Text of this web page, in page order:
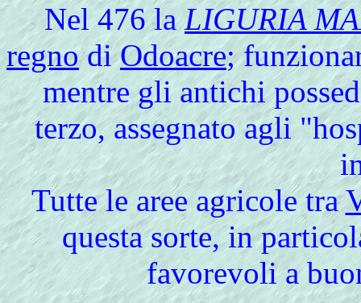
Nel 476 laLIGURIA
regnodiOdoacre;
mentre gli antichi
terzo, assegnato agli
Tutte le aree agricole tra
questa sorte, in
favorevoli a